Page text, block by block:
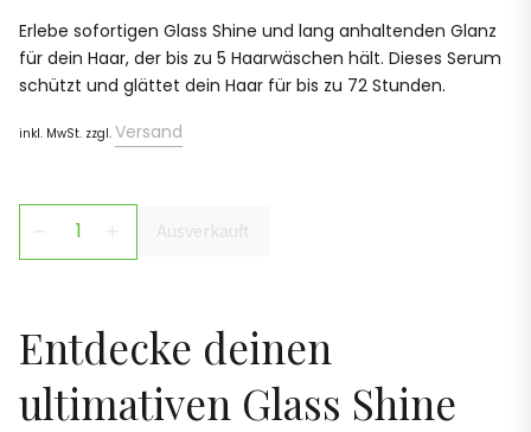
Erlebe sofortigen Glass Shine und lang anhaltenden Glanz
für dein Haar, der bis zu 5 Haarwäschen hält. Dieses Serum
schützt und glättet dein Haar für bis zu 72 Stunden.
inkl. MwSt. zzgl. Versand
Ausverkauft
Entdecke deinen
ultimativen Glass Shine